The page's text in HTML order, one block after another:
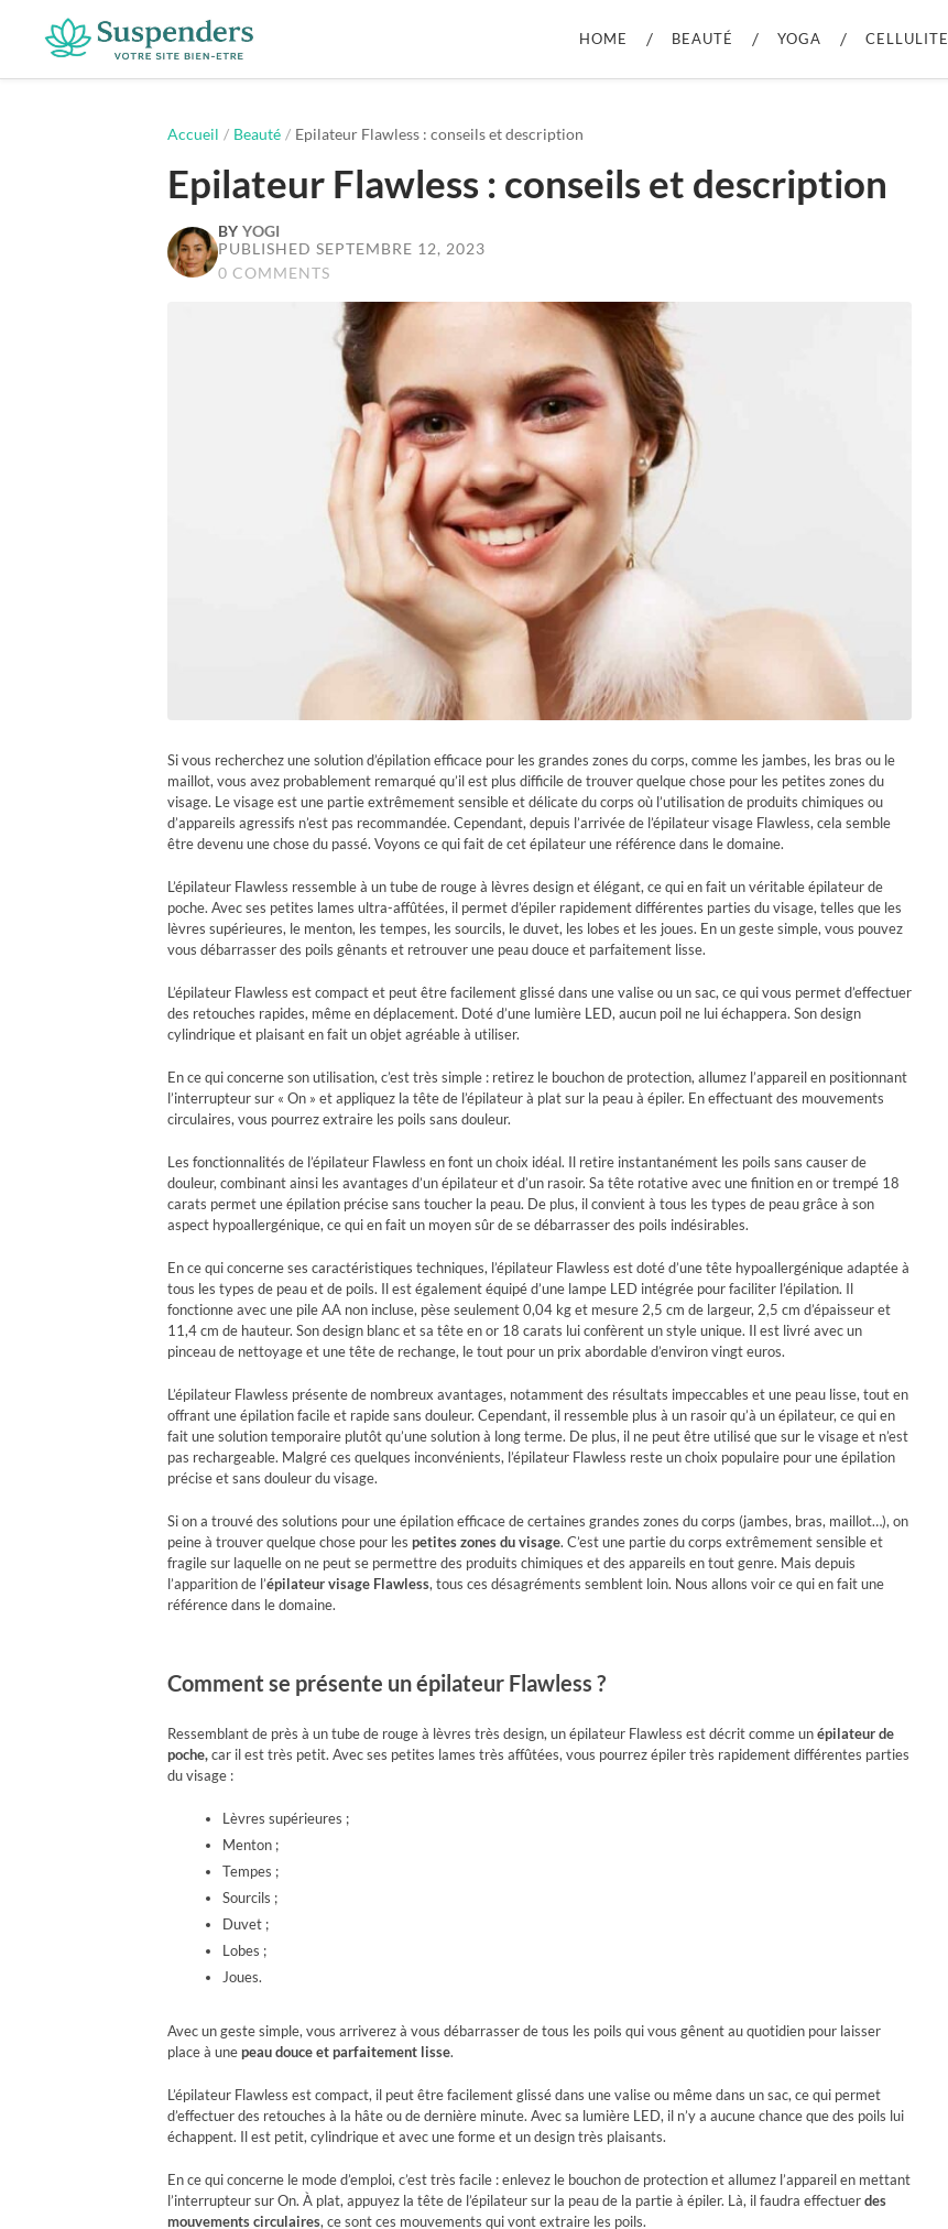
HOME BEAUTÉ YOGA CELLULITE
Accueil / Beauté / Epilateur Flawless : conseils et description
Epilateur Flawless : conseils et description
BYYOGI
PUBLISHED SEPTEMBRE 12, 2023
0 COMMENTS
Si vous recherchez une solution d’épilation efficace pour les grandes zones du corps, comme les jambes, les bras ou le
maillot, vous avez probablement remarqué qu’il est plus difficile de trouver quelque chose pour les petites zones du
visage. Le visage est une partie extrêmement sensible et délicate du corps où l’utilisation de produits chimiques ou
d’appareils agressifs n’est pas recommandée. Cependant, depuis l’arrivée de l’épilateur visage Flawless, cela semble
être devenu une chose du passé. Voyons ce qui fait de cet épilateur une référence dans le domaine.
L’épilateur Flawless ressemble à un tube de rouge à lèvres design et élégant, ce qui en fait un véritable épilateur de
poche. Avec ses petites lames ultra-affûtées, il permet d’épiler rapidement différentes parties du visage, telles que les
lèvres supérieures, le menton, les tempes, les sourcils, le duvet, les lobes et les joues. En un geste simple, vous pouvez
vous débarrasser des poils gênants et retrouver une peau douce et parfaitement lisse.
L’épilateur Flawless est compact et peut être facilement glissé dans une valise ou un sac, ce qui vous permet d’effectuer
des retouches rapides, même en déplacement. Doté d’une lumière LED, aucun poil ne lui échappera. Son design
cylindrique et plaisant en fait un objet agréable à utiliser.
En ce qui concerne son utilisation, c’est très simple : retirez le bouchon de protection, allumez l’appareil en positionnant
l’interrupteur sur « On » et appliquez la tête de l’épilateur à plat sur la peau à épiler. En effectuant des mouvements
circulaires, vous pourrez extraire les poils sans douleur.
Les fonctionnalités de l’épilateur Flawless en font un choix idéal. Il retire instantanément les poils sans causer de
douleur, combinant ainsi les avantages d’un épilateur et d’un rasoir. Sa tête rotative avec une finition en or trempé 18
carats permet une épilation précise sans toucher la peau. De plus, il convient à tous les types de peau grâce à son
aspect hypoallergénique, ce qui en fait un moyen sûr de se débarrasser des poils indésirables.
En ce qui concerne ses caractéristiques techniques, l’épilateur Flawless est doté d’une tête hypoallergénique adaptée à
tous les types de peau et de poils. Il est également équipé d’une lampe LED intégrée pour faciliter l’épilation. Il
fonctionne avec une pile AA non incluse, pèse seulement 0,04 kg et mesure 2,5 cm de largeur, 2,5 cm d’épaisseur et
11,4 cm de hauteur. Son design blanc et sa tête en or 18 carats lui confèrent un style unique. Il est livré avec un
pinceau de nettoyage et une tête de rechange, le tout pour un prix abordable d’environ vingt euros.
L’épilateur Flawless présente de nombreux avantages, notamment des résultats impeccables et une peau lisse, tout en
offrant une épilation facile et rapide sans douleur. Cependant, il ressemble plus à un rasoir qu’à un épilateur, ce qui en
fait une solution temporaire plutôt qu’une solution à long terme. De plus, il ne peut être utilisé que sur le visage et n’est
pas rechargeable. Malgré ces quelques inconvénients, l’épilateur Flawless reste un choix populaire pour une épilation
précise et sans douleur du visage.
Si on a trouvé des solutions pour une épilation efficace de certaines grandes zones du corps (jambes, bras, maillot…), on
peine à trouver quelque chose pour les petites zones du visage. C’est une partie du corps extrêmement sensible et
fragile sur laquelle on ne peut se permettre des produits chimiques et des appareils en tout genre. Mais depuis
l’apparition de l’épilateur visage Flawless, tous ces désagréments semblent loin. Nous allons voir ce qui en fait une
référence dans le domaine.
Comment se présente un épilateur Flawless ?
Ressemblant de près à un tube de rouge à lèvres très design, un épilateur Flawless est décrit comme unépilateur de
poche,car il est très petit. Avec ses petites lames très affûtées, vous pourrez épiler très rapidement différentes parties
du visage :
Lèvres supérieures ;
Menton ;
Tempes ;
Sourcils ;
Duvet ;
Lobes ;
Joues.
Avec un geste simple, vous arriverez à vous débarrasser de tous les poils qui vous gênent au quotidien pour laisser
place à unepeau douce et parfaitement lisse.
L’épilateur Flawless est compact, il peut être facilement glissé dans une valise ou même dans un sac, ce qui permet
d’effectuer des retouches à la hâte ou de dernière minute. Avec sa lumière LED, il n’y a aucune chance que des poils lui
échappent. Il est petit, cylindrique et avec une forme et un design très plaisants.
En ce qui concerne le mode d’emploi, c’est très facile : enlevez le bouchon de protection et allumez l’appareil en mettant
l’interrupteur sur On. À plat, appuyez la tête de l’épilateur sur la peau de la partie à épiler. Là, il faudra effectuerdes
mouvements circulaires, ce sont ces mouvements qui vont extraire les poils.